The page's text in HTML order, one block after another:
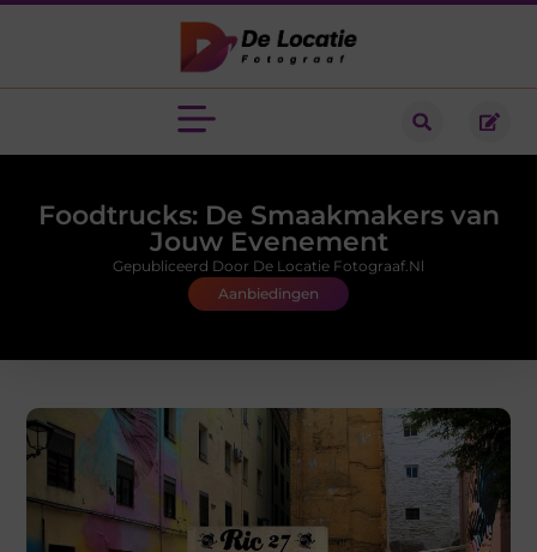
Foodtrucks: De Smaakmakers van
Jouw Evenement
Aanbiedingen
Gepubliceerd Door De Locatie Fotograaf.nl